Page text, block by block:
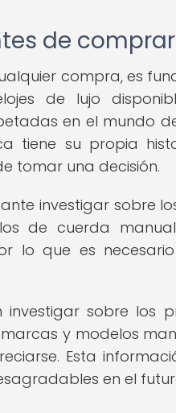
de comprar
compra, es
de lujo
en el mundo
tiene su propia
tomar una decisión.
investigar sobre
de cuerda
lo que es
investigar sobre los
y modelos
Esta
en el